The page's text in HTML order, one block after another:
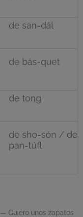
de san-dál
de bás-quet
de tong
de sho-són / de
pan-túfl
— Quiero unos zapatos